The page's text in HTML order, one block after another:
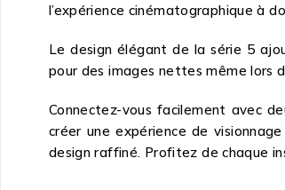
l’expérience cinématographique à
Le design élégant de la série 5
pour des images nettes même lors
Connectez-vous facilement avec
créer une expérience de
design raffiné. Profitez de chaque